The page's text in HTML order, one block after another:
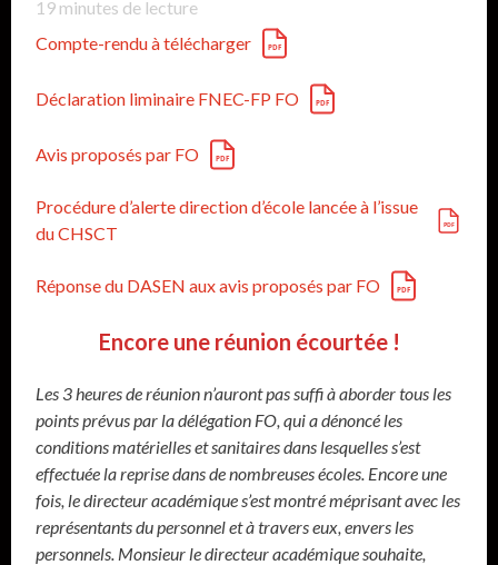
19 minutes de lecture
Compte-rendu à télécharger
Déclaration liminaire FNEC-FP FO
Avis proposés par FO
Procédure d’alerte direction d’école lancée à l’issue
du CHSCT
Réponse du DASEN aux avis proposés par FO
Encore une réunion écourtée !
Les 3 heures de réunion n’auront pas suffi à aborder tous les
points prévus par la délégation FO, qui a dénoncé les
conditions matérielles et sanitaires dans lesquelles s’est
effectuée la reprise dans de nombreuses écoles. Encore une
fois, le directeur académique s’est montré méprisant avec les
représentants du personnel et à travers eux, envers les
personnels. Monsieur le directeur académique souhaite,